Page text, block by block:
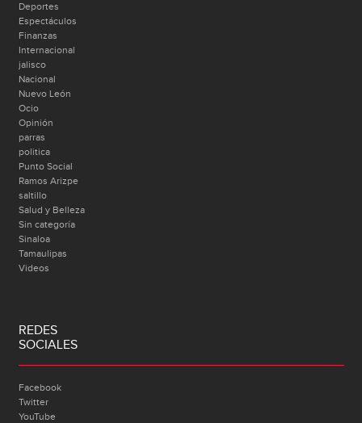
Deportes
Espectáculos
Finanzas
Internacional
jalisco
Nacional
Nuevo León
Ocio
Opinión
parras
politica
Punto Social
Ramos Arizpe
saltillo
Salud y Belleza
Sin categoría
Sinaloa
Tamaulipas
Videos
REDES
SOCIALES
Facebook
Twitter
YouTube